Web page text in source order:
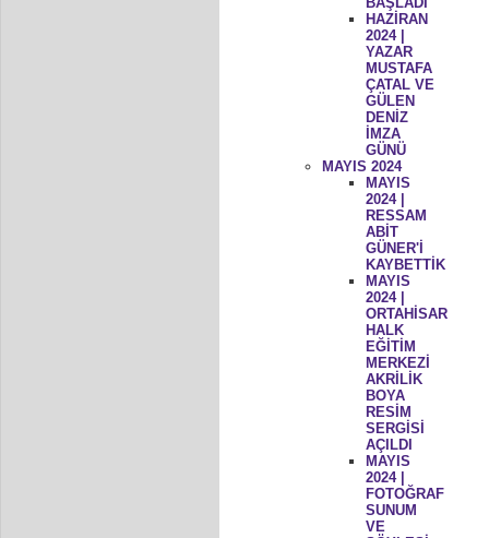
HAZİRAN
2024 |
YAZAR
MUSTAFA
ÇATAL VE
GÜLEN
DENİZ
İMZA
GÜNÜ
MAYIS 2024
MAYIS
2024 |
RESSAM
ABİT
GÜNER'İ
KAYBETTİK
MAYIS
2024 |
ORTAHİSAR
HALK
EĞİTİM
MERKEZİ
AKRİLİK
BOYA
RESİM
SERGİSİ
AÇILDI
MAYIS
2024 |
FOTOĞRAF
SUNUM
VE